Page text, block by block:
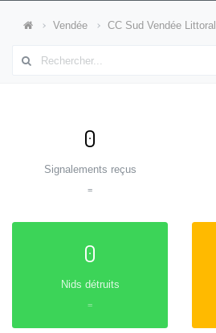
Vendée CC Sud Vendée Littoral
0
Signalements reçus
=
0
Nids détruits
=